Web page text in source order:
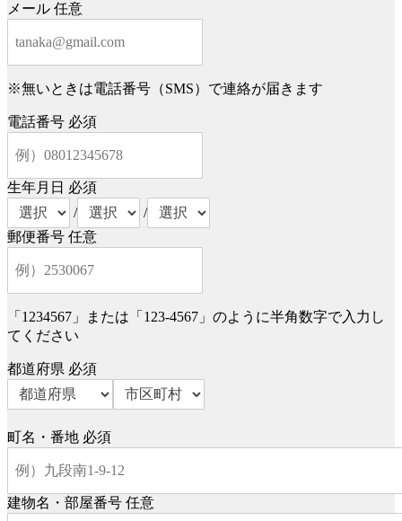
メール 任意
※無いときは電話番号（SMS）で連絡が届きます
電話番号 必須
生年月日 必須
/
/
郵便番号 任意
「1234567」または「123-4567」のように半角数字で入力し
てください
都道府県 必須
町名・番地 必須
建物名・部屋番号 任意